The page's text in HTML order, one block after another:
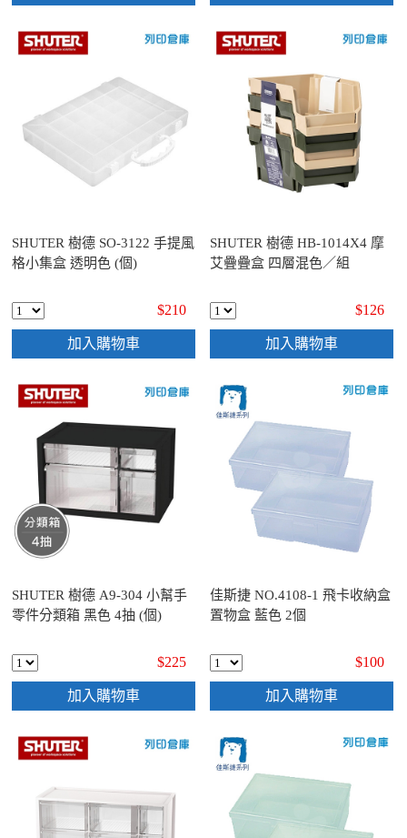
SHUTER 樹德 SO-3122 手提風
格小集盒 透明色 (個)
$210
加入購物車
SHUTER 樹德 HB-1014X4 摩
艾疊疊盒 四層混色／組
$126
加入購物車
SHUTER 樹德 A9-304 小幫手
零件分類箱 黑色 4抽 (個)
$225
加入購物車
佳斯捷 NO.4108-1 飛卡收納盒
置物盒 藍色 2個
$100
加入購物車